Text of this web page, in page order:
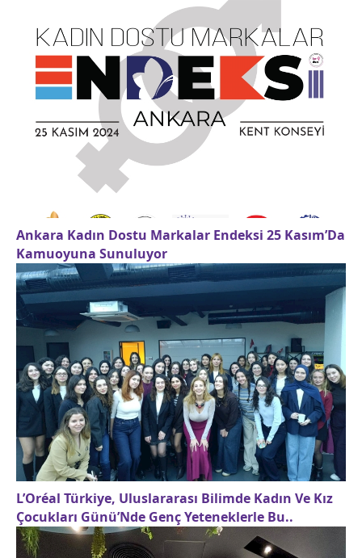
Ankara Kadın Dostu Markalar Endeksi 25 Kasım’Da
Kamuoyuna Sunuluyor
L’Oréal Türkiye, Uluslararası Bilimde Kadın Ve Kız
Çocukları Günü’Nde Genç Yeteneklerle Bu..